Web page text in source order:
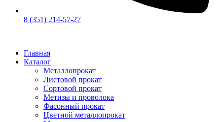
8 (351) 214-57-27
Главная
Каталог
Металлопрокат
Листовой прокат
Сортовой прокат
Метизы и проволока
Фасонный прокат
Цветной металлопрокат